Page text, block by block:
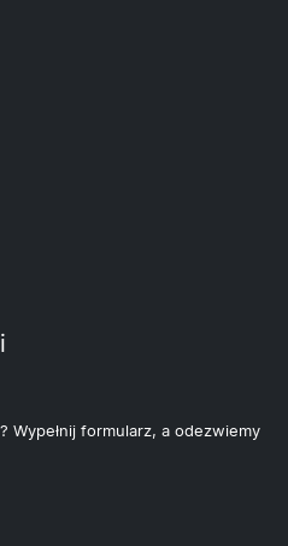
Wypełnij formularz, a odezwiemy